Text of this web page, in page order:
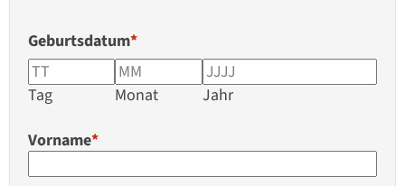
Geburtsdatum*
Tag Monat
Jahr
Vorname*